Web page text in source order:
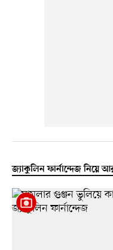
জ্যাকুলিন ফার্নান্দেজ নিয়ে